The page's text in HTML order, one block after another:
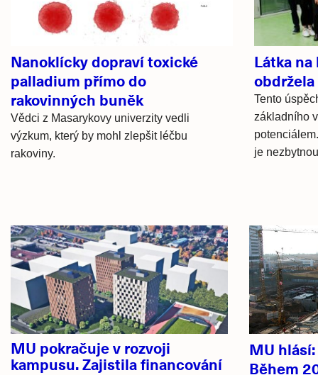
Nanoklícky dopraví toxické
palladium přímo do
rakovinných buněk
Vědci z Masarykovy univerzity vedli
výzkum, který by mohl zlepšit léčbu
rakoviny.
Látka
Tento
základního
je
Hlavní
novinky
MU pokračuje v rozvoji
kampusu. Zajistila financování
MU
Během